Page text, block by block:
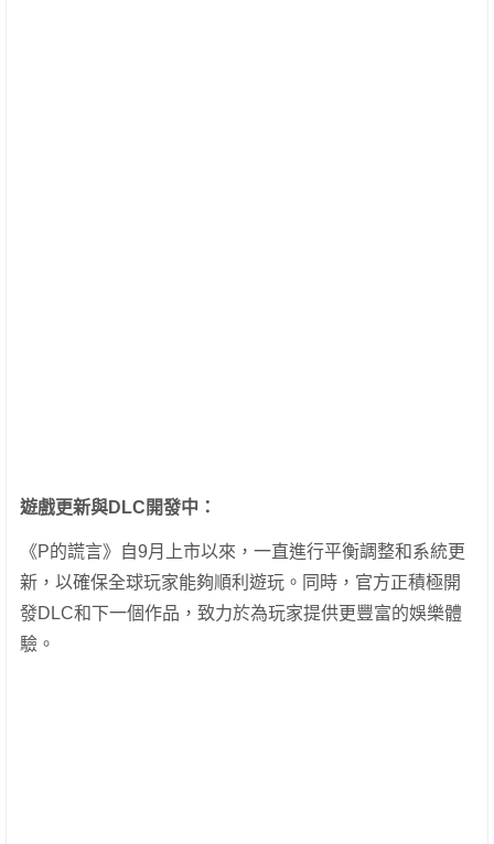
遊戲更新與DLC開發中：
《P的謊言》自9月上市以來，一直進行平衡調整和系統更
新，以確保全球玩家能夠順利遊玩。同時，官方正積極開
發DLC和下一個作品，致力於為玩家提供更豐富的娛樂體
驗。